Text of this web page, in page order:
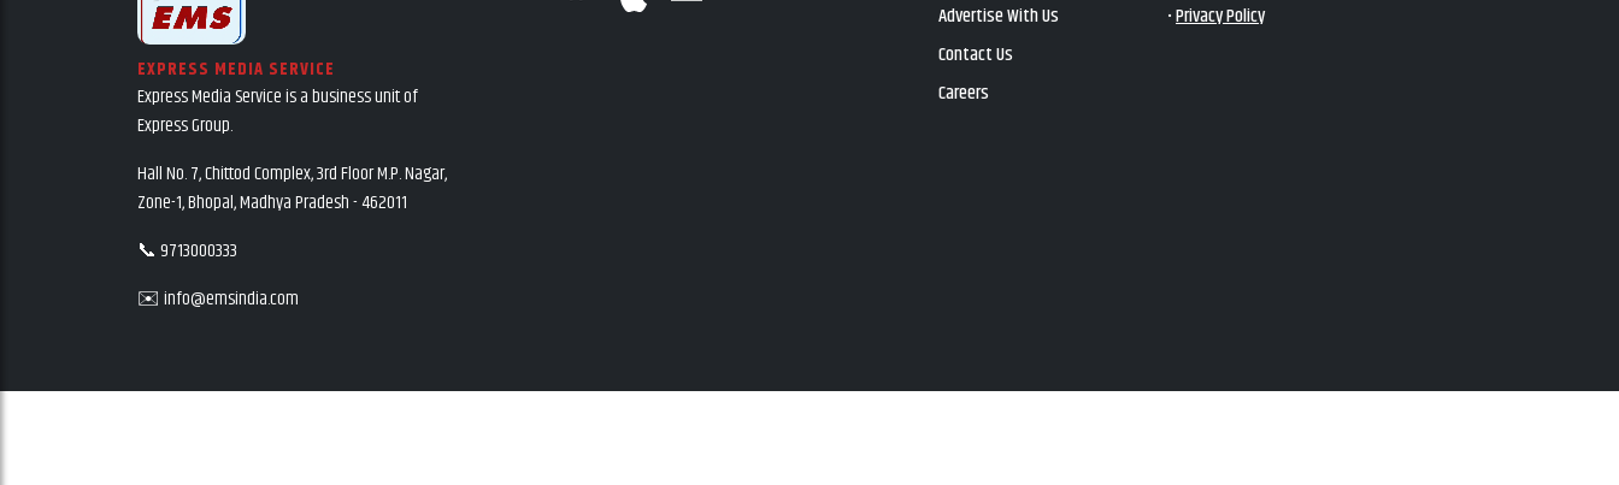
EXPRESS MEDIA SERVICE
Express Media Service is a business unit of
Express Group.
Hall No. 7, Chittod Complex, 3rd Floor M.P. Nagar,
Zone-1, Bhopal, Madhya Pradesh - 462011
📞 9713000333
✉️ info@emsindia.com
Advertise With Us
Contact Us
Careers
•Privacy Policy